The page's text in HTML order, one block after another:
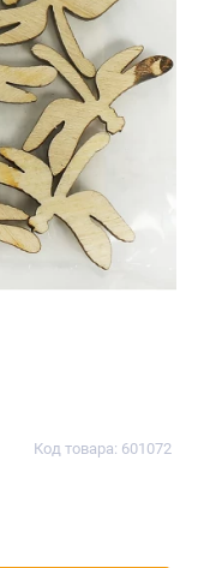
Код товара: 601072